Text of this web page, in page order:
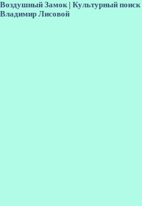
Воздушный Замок| Культурный поиск|
Владимир Лисовой